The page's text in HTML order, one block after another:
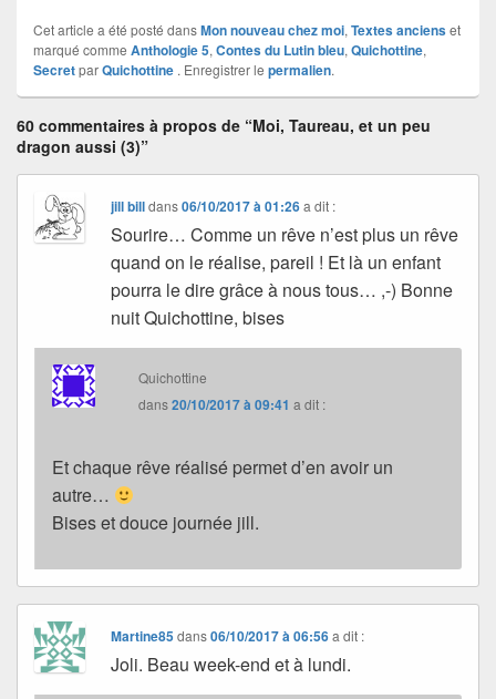
Cet article a été posté dansMon nouveau chez moi, Textes ancienset
marqué comme Anthologie 5, Contes du Lutin bleu, Quichottine,
SecretparQuichottine . Enregistrer le permalien.
60 commentaires à propos de “Moi, Taureau, et un peu
dragon aussi (3)”
jill billdans06/10/2017 à 01:26 a dit :
Sourire… Comme un rêve n’est plus un rêve
quand on le réalise, pareil ! Et là un enfant
pourra le dire grâce à nous tous… ,-) Bonne
nuit Quichottine, bises
Quichottine
dans20/10/2017 à 09:41 a dit :
Et chaque rêve réalisé permet d’en avoir un
autre…
Bises et douce journée jill.
Martine85dans06/10/2017 à 06:56 a dit :
Joli. Beau week-end et à lundi.